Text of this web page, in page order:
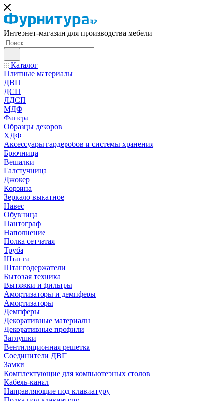
Интернет-магазин для производства мебели
Каталог
Плитные материалы
ДВП
ДСП
ЛДСП
МДФ
Фанера
Образцы декоров
ХДФ
Аксессуары гардеробов и системы хранения
Брючница
Вешалки
Галстучница
Джокер
Корзина
Зеркало выкатное
Навес
Обувница
Пантограф
Наполнение
Полка сетчатая
Труба
Штанга
Штангодержатели
Бытовая техника
Вытяжки и фильтры
Амортизаторы и демпферы
Амортизаторы
Демпферы
Декоративные материалы
Декоративные профили
Заглушки
Вентиляционная решетка
Соединители ДВП
Замки
Комплектующие для компьютерных столов
Кабель-канал
Направляющие под клавиатуру